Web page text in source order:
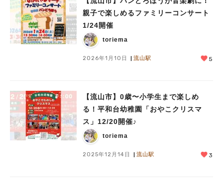
親子で楽しめるファミリーコンサート
1/24開催
toriema
2026年1月10日 流山駅 5
【流山市】0歳〜小学生まで楽しめ
る！平和台幼稚園「おやこクリスマ
ス」12/20開催♪
toriema
2025年12月14日 流山駅 3